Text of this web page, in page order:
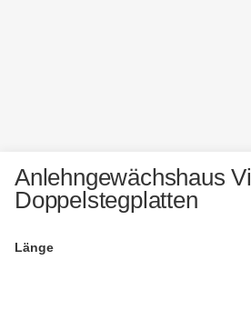
Anlehngewächshaus
Doppelstegplatten
Länge